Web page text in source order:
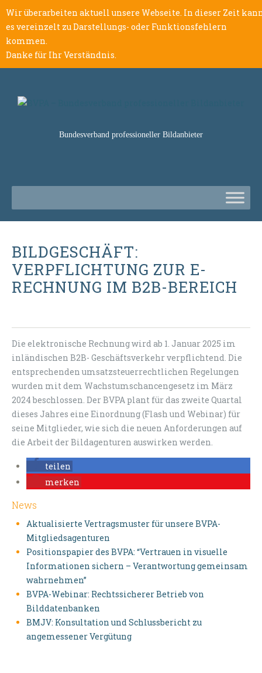
Wir überarbeiten aktuell unsere Webseite. In dieser Zeit
es vereinzelt zu Darstellungs- oder Funktionsfehlern
kommen.
Danke für Ihr Verständnis.
Bundesverband professioneller Bildanbieter
BILDGESCHÄFT:
VERPFLICHTUNG ZUR E-
RECHNUNG IM B2B-BEREICH
Die elektronische Rechnung wird ab 1. Januar 2025 im
inländischen B2B- Geschäftsverkehr verpflichtend. Die
entsprechenden umsatzsteuerrechtlichen Regelungen
wurden mit dem Wachstumschancengesetz im März
2024 beschlossen. Der BVPA plant für das zweite Quartal
dieses Jahres eine Einordnung (Flash und Webinar) für
seine Mitglieder, wie sich die neuen Anforderungen auf
die Arbeit der Bildagenturen auswirken werden.
teilen
merken
News
Aktualisierte Vertragsmuster für unsere BVPA-
Mitgliedsagenturen
Positionspapier des BVPA: “Vertrauen in visuelle
Informationen sichern – Verantwortung gemeinsam
wahrnehmen”
BVPA-Webinar: Rechtssicherer Betrieb von
Bilddatenbanken
BMJV: Konsultation und Schlussbericht zu
angemessener Vergütung